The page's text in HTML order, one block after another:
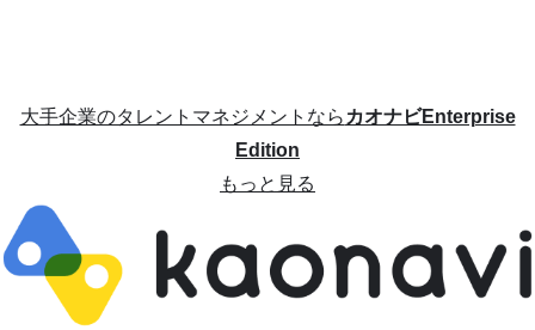
大手企業のタレントマネジメントならカオナビEnterprise
Edition
もっと見る